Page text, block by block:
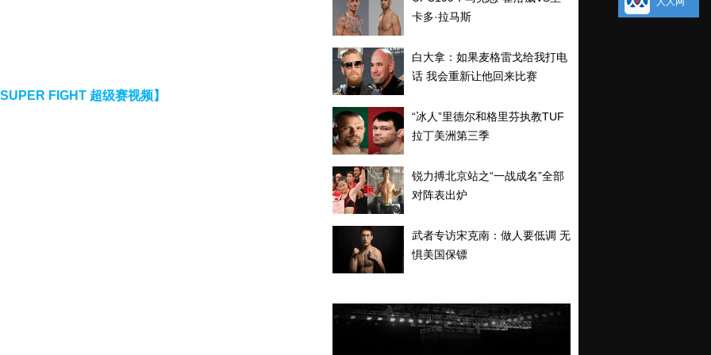
FIGHT 超级赛视频】
卡多·拉马斯
白大拿：如果麦格雷戈给我打电
话 我会重新让他回来比赛
“冰人”里德尔和格里芬执教TUF
拉丁美洲第三季
锐力搏北京站之“一战成名”全部
对阵表出炉
武者专访宋克南：做人要低调 无
惧美国保镖